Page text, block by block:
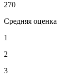
270
Средняя оценка
1
2
3